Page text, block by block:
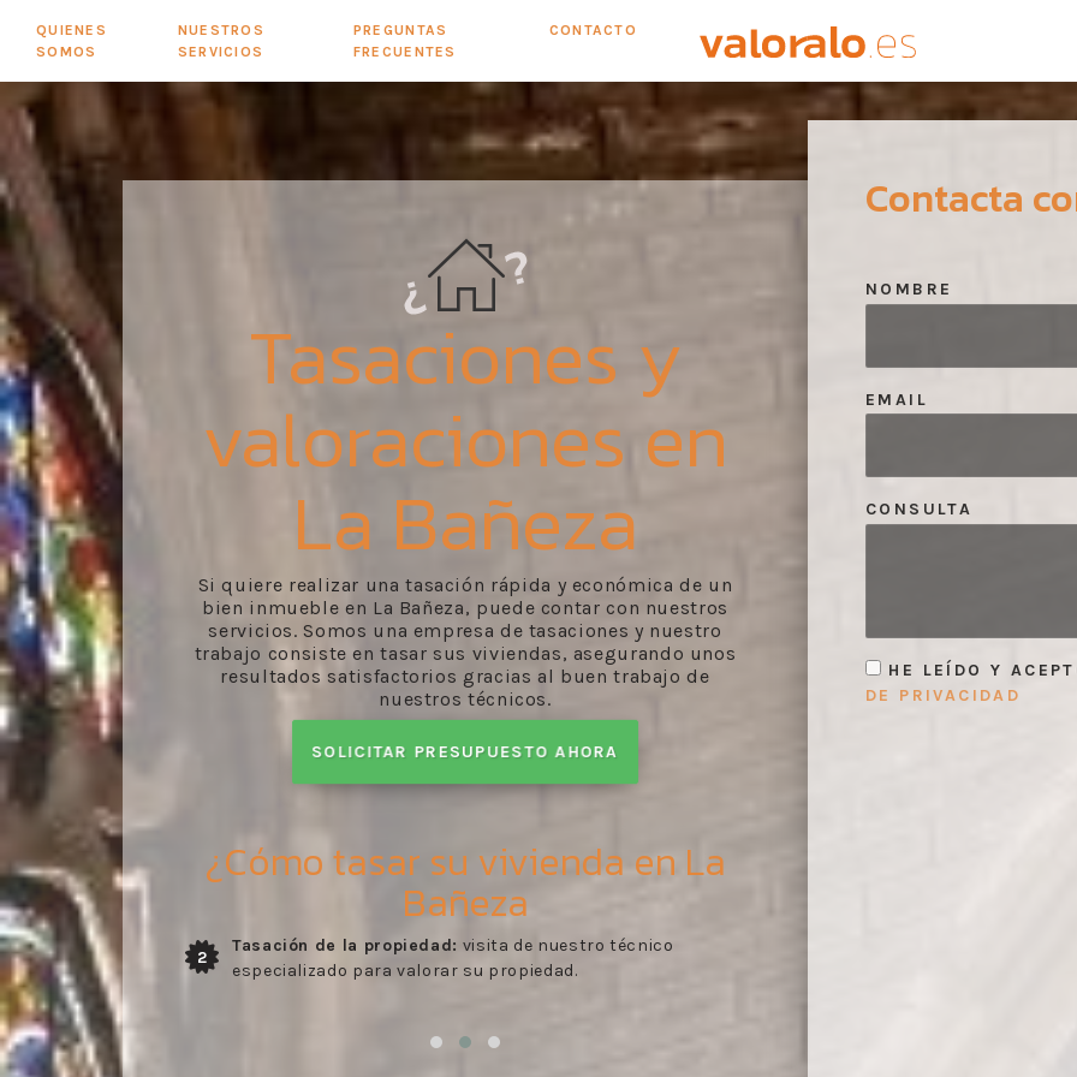
QUIENES
SOMOS
NUESTROS
SERVICIOS
PREGUNTAS
FRECUENTES
CONTACTO
Tasaciones y
valoraciones en
La Bañeza
Si quiere realizar una tasación rápida y económica de un
bien inmueble en La Bañeza, puede contar con nuestros
servicios. Somos una empresa de tasaciones y nuestro
trabajo consiste en tasar sus viviendas, asegurando unos
resultados satisfactorios gracias al buen trabajo de
nuestros técnicos.
SOLICITAR PRESUPUESTO AHORA
¿Cómo tasar su vivienda en La
Bañeza
3
Entrega del informe:recibo del informe de tasación
desarrollado por nuestros trabajadores con arreglo a lo
Contacta
NOMBRE
EMAIL
CONSULTA
HE LEÍDO Y
DE PRIVACIDAD